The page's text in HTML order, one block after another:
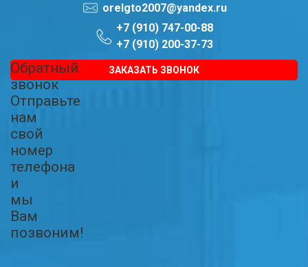
orelgto2007@yandex.ru
+7 (910) 747-00-88
+7 (910) 200-37-73
ЗАКАЗАТЬ ЗВОНОК
Обратный
звонок
Отправьте
нам
свой
номер
телефона
и
мы
Вам
позвоним!